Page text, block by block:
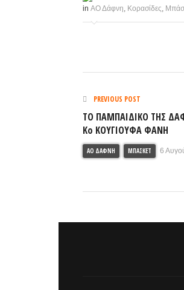
in ΑΟ Δάφνη, Κορασίδες,
PREVIOUS POST
ΤΟ ΠΑΜΠΑΙΔΙΚΟ ΤΗΣ
Κο ΚΟΥΓΙΟΥΦΑ ΦΑΝΗ
ΑΟ ΔΆΦΝΗ ΜΠΆΣΚΕΤ 6